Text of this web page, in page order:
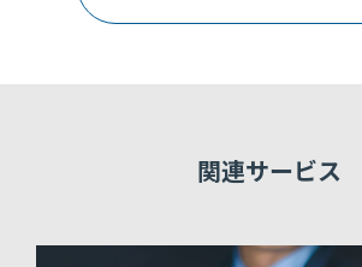
関連サービス